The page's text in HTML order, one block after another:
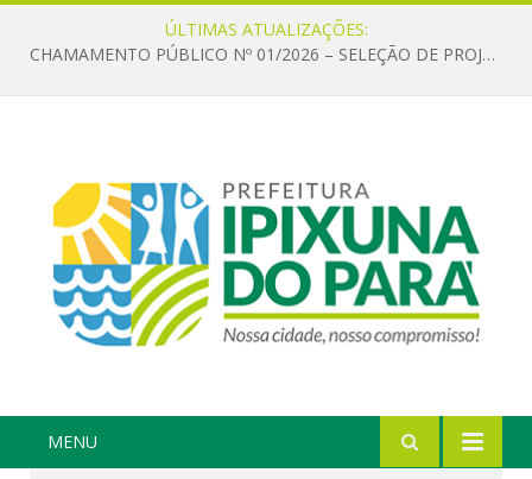
ÚLTIMAS ATUALIZAÇÕES:
CHAMAMENTO PÚBLICO Nº 01/2026 – SELEÇÃO DE PROJETOS PARA FIRMAR TERMO DE EXECUÇÃO CULTURAL COM RECURSOS DA POLÍTICA NACIONAL ALDIR BLANC DE FOMENTO À CULTURA – PNAB (LEI Nº 14.399/2022)
MENU